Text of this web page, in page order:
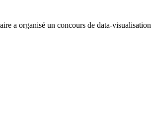
a organisé un concours de data-